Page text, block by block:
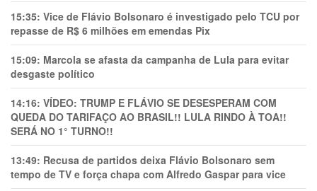
15:35: Vice de Flávio Bolsonaro é investigado pelo TCU por
repasse de R$ 6 milhões em emendas Pix
15:09: Marcola se afasta da campanha de Lula para evitar
desgaste político
14:16: VÍDEO: TRUMP E FLÁVIO SE DESESPERAM COM
QUEDA DO TARIFAÇO AO BRASIL!! LULA RINDO À TOA!!
SERÁ NO 1° TURNO!!
13:49: Recusa de partidos deixa Flávio Bolsonaro sem
tempo de TV e força chapa com Alfredo Gaspar para vice